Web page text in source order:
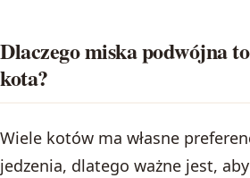
Dlaczego miska podwójna
kota?
Wiele kotów ma własne
jedzenia, dlatego ważne jest,